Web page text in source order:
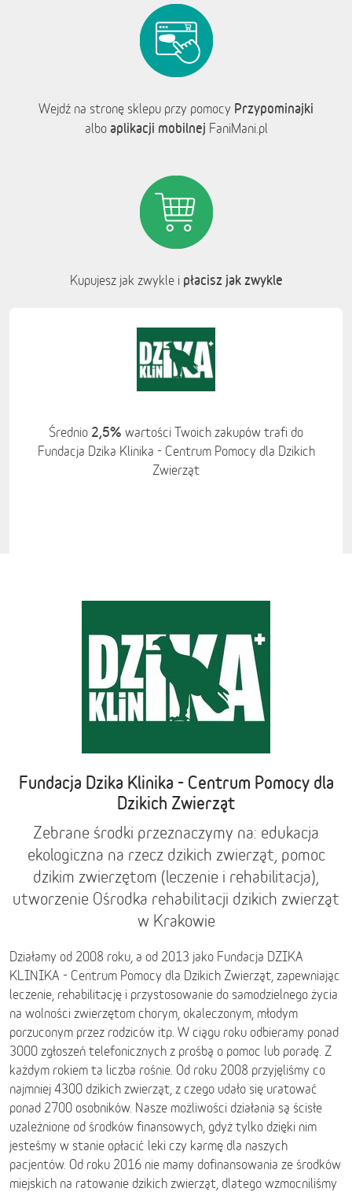
Wejdź na stronę sklepu przy pomocy Przypominajki
albo aplikacji mobilnej FaniMani.pl
Kupujesz jak zwykle i płacisz jak zwykle
Średnio 2,5% wartości Twoich zakupów trafi do
Fundacja Dzika Klinika - Centrum Pomocy dla Dzikich
Zwierząt
Fundacja Dzika Klinika - Centrum Pomocy dla
Dzikich Zwierząt
Zebrane środki przeznaczymy na: edukacja
ekologiczna na rzecz dzikich zwierząt, pomoc
dzikim zwierzętom (leczenie i rehabilitacja),
utworzenie Ośrodka rehabilitacji dzikich zwierząt
w Krakowie
Działamy od 2008 roku, a od 2013 jako Fundacja DZIKA
KLINIKA - Centrum Pomocy dla Dzikich Zwierząt, zapewniając
leczenie, rehabilitację i przystosowanie do samodzielnego życia
na wolności zwierzętom chorym, okaleczonym, młodym
porzuconym przez rodziców itp. W ciągu roku odbieramy ponad
3000 zgłoszeń telefonicznych z prośbą o pomoc lub poradę. Z
każdym rokiem ta liczba rośnie. Od roku 2008 przyjęliśmy co
najmniej 4300 dzikich zwierząt, z czego udało się uratować
ponad 2700 osobników. Nasze możliwości działania są ścisłe
uzależnione od środków finansowych, gdyż tylko dzięki nim
jesteśmy w stanie opłacić leki czy karmę dla naszych
pacjentów. Od roku 2016 nie mamy dofinansowania ze środków
miejskich na ratowanie dzikich zwierząt, dlatego wzmocniliśmy